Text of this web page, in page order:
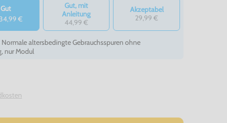
Gut
34,99 €
Gut, mit
Anleitung
44,99 €
Akzeptabel
29,99 €
altersbedingte Gebrauchsspuren ohne
nur Modul